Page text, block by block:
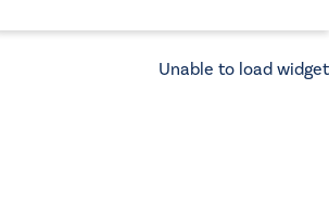
Unable to load widget